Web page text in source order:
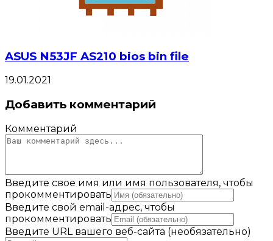
ASUS N53JF AS210 bios bin file
19.01.2021
Добавить комментарий
Комментарий
Введите свое имя или имя пользователя, чтобы
прокомментировать
Введите свой email-адрес, чтобы
прокомментировать
Введите URL вашего веб-сайта (необязательно)